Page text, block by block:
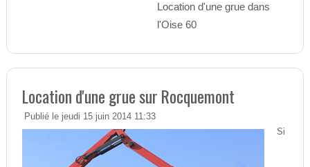
Location d'une grue dans
l'Oise 60
Location d'une grue sur Rocquemont
Publié le jeudi 15 juin 2014 11:33
Si